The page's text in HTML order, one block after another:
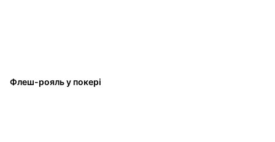
Флеш-рояль у покері